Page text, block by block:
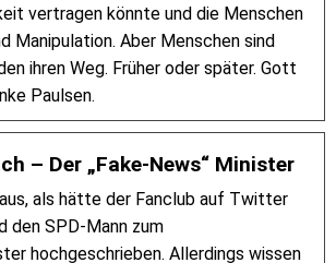
vertragen könnte und die Menschen
Manipulation. Aber Menschen sind
ihren Weg. Früher oder später. Gott
Paulsen.
– Der „Fake-News“ Minister
als hätte der Fanclub auf Twitter
den SPD-Mann zum
hochgeschrieben. Allerdings wissen